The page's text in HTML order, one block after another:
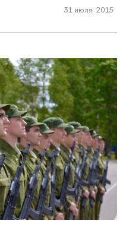
31 июля 2015